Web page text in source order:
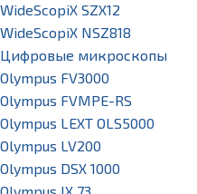
WideScopiX SZX12
WideScopiX NSZ818
Цифровые микроскопы
Olympus FV3000
Olympus FVMPE-RS
Olympus LEXT OLS5000
Olympus LV200
Olympus DSX 1000